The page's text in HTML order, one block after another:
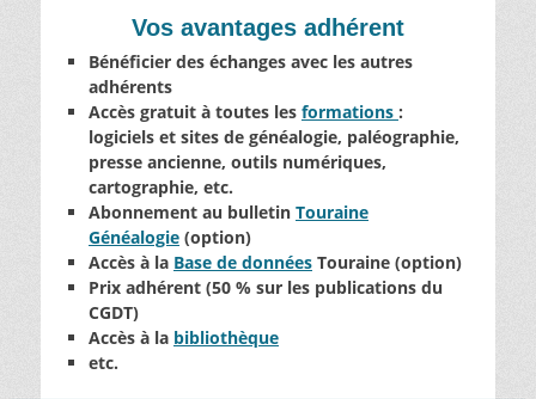
Vos avantages adhérent
Bénéficier des échanges avec les autres
adhérents
Accès gratuit à toutes les formations :
logiciels et sites de généalogie, paléographie,
presse ancienne, outils numériques,
cartographie, etc.
Abonnement au bulletin Touraine
Généalogie (option)
Accès à la Base de données Touraine (option)
Prix adhérent (50 % sur les publications du
CGDT)
Accès à la bibliothèque
etc.